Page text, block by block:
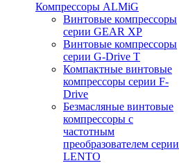
Компрессоры ALMiG
Винтовые компрессоры
серии GEAR XP
Винтовые компрессоры
серии G-Drive T
Компактные винтовые
компрессоры серии F-
Drive
Безмасляные винтовые
компрессоры с
частотным
преобразователем серии
LENTO